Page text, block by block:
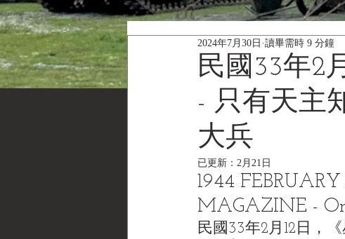
民國33年2
- 只有天主
大兵
2024年7月30日 讀畢需時 9 分鐘
已更新： 2月21日
1944
MAGAZINE -
民國33年2月12日，